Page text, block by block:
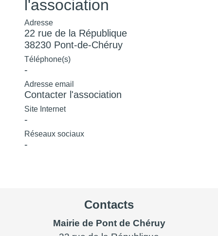
l'association
Adresse
22 rue de la République
38230 Pont-de-Chéruy
Téléphone(s)
-
Adresse email
Contacter l'association
Site Internet
-
Réseaux sociaux
-
Contacts
Mairie de Pont de Chéruy